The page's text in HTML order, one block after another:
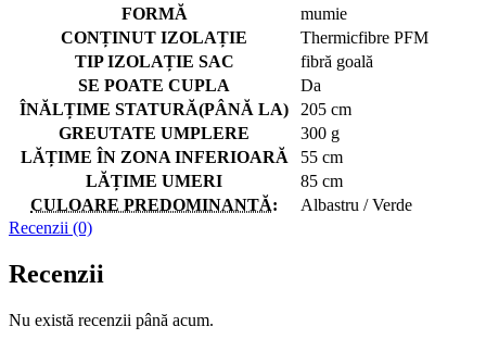
FORMĂ
mumie
CONȚINUT IZOLAȚIE
Thermicfibre PFM
TIP IZOLAȚIE SAC
fibră goală
SE POATE CUPLA
Da
ÎNĂLȚIME STATURĂ(PÂNĂ LA)
205 cm
GREUTATE UMPLERE
300 g
LĂȚIME ÎN ZONA INFERIOARĂ
55 cm
LĂȚIME UMERI
85 cm
CULOARE PREDOMINANTĂ:
Albastru / Verde
Recenzii (0)
Recenzii
Nu există recenzii până acum.